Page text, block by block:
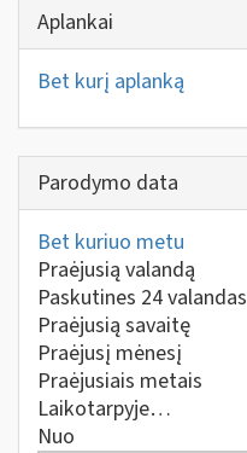
Aplankai
Bet kurį aplanką
Parodymo data
Bet kuriuo metu
Praėjusią valandą
Paskutines 24 valandas
Praėjusią savaitę
Praėjusį mėnesį
Praėjusiais metais
Laikotarpyje…
Nuo